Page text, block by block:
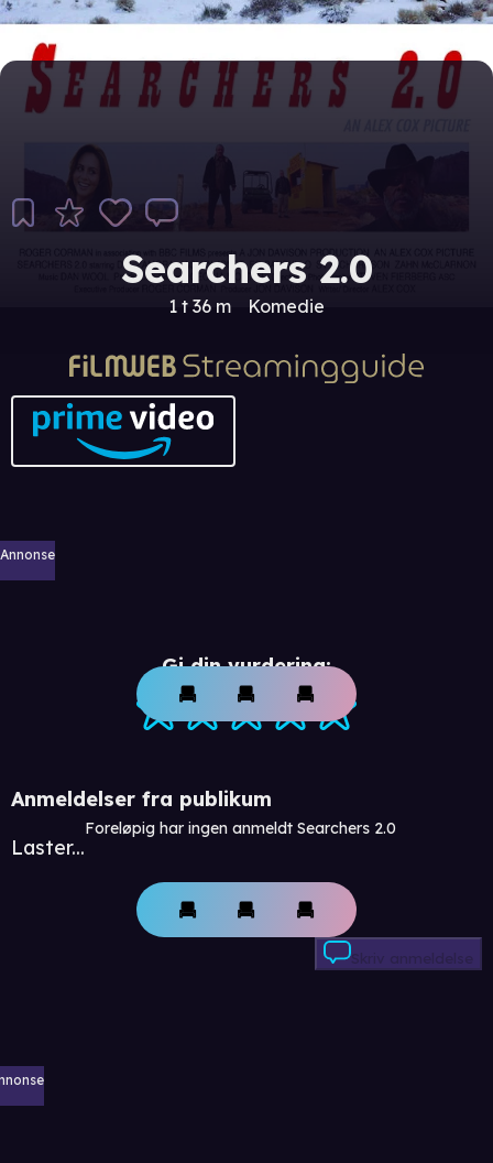
Searchers 2.0
1 t 36 m Komedie
Annonse
Gi din vurdering:
Anmeldelser fra publikum
Laster...
Foreløpig har ingen anmeldt Searchers 2.0
Skriv anmeldelse